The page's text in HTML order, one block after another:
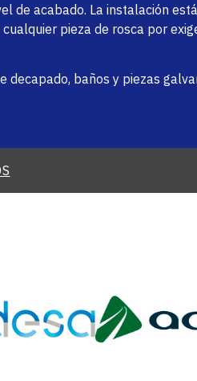
de acabado. La instalación
pieza de rosca por
decapado, baños y piezas